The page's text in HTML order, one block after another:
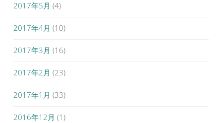
2017年5月 (4)
2017年4月 (10)
2017年3月 (16)
2017年2月 (23)
2017年1月 (33)
2016年12月 (1)